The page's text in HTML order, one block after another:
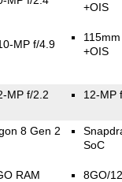
MP f/4.9
+OIS
+OIS
MP f/2.2 12-MP
8 Gen 2
RAM
SoC
8GO/